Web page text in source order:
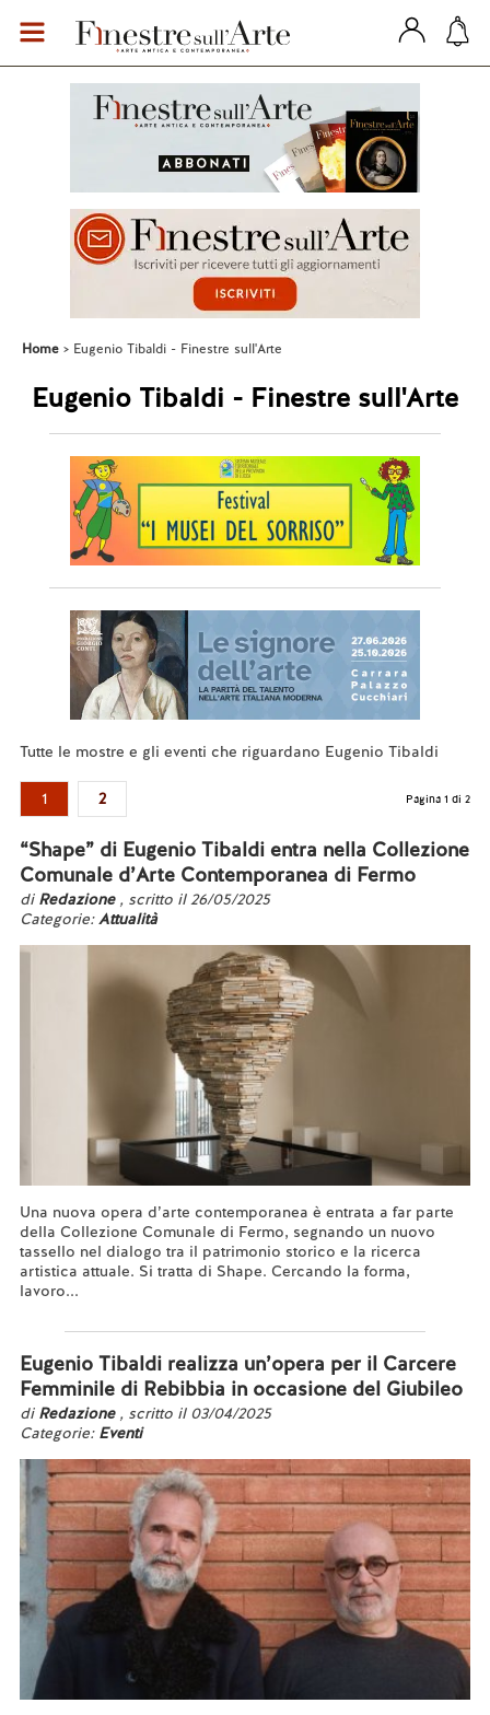
Home Eugenio Tibaldi - Finestre sull'Arte
Eugenio Tibaldi - Finestre sull'Arte
Tutte le mostre e gli eventi che riguardano Eugenio Tibaldi
1 2 Pagina 1 di 2
“Shape” di Eugenio Tibaldi entra nella Collezione
Comunale d’Arte Contemporanea di Fermo
di Redazione , scritto il 26/05/2025
Categorie:Attualità
Una nuova opera d’arte contemporanea è entrata a far parte
della Collezione Comunale di Fermo, segnando un nuovo
tassello nel dialogo tra il patrimonio storico e la ricerca
artistica attuale. Si tratta di Shape. Cercando la forma,
lavoro...
Eugenio Tibaldi realizza un’opera per il Carcere
Femminile di Rebibbia in occasione del Giubileo
di Redazione , scritto il 03/04/2025
Categorie: Eventi